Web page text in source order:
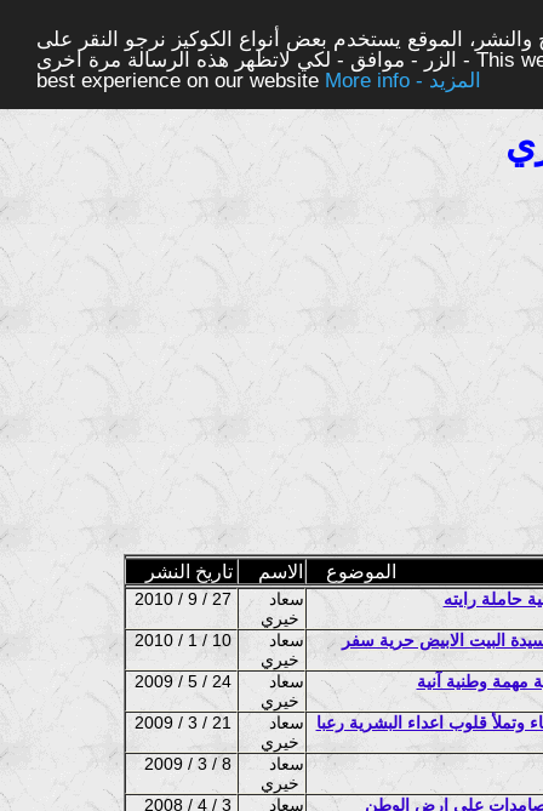
الموقع يستخدم بعض أنواع الكوكيز نرجو النقر على
الزر - موافق - لكي لاتظهر هذه الرسالة مرة اخرى - This website uses cookies to ensure you get the
best experience on our website
More info - المزيد
تاريخ النشر الاسم الموضوع
2010 / 9 / 27
سعاد
حاملة رايته
2010 / 1 / 10
سعاد
البيت الابيض حرية سفر
2009 / 5 / 24
سعاد
2009 / 3 / 21
سعاد
قلوب اعداء البشرية رعبا
2009 / 3 / 8
سعاد
2008 / 4 / 3
سعاد
على ارض الوطن